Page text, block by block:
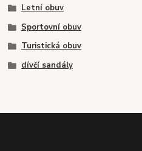
Letní obuv
Sportovní obuv
Turistická obuv
dívčí sandály